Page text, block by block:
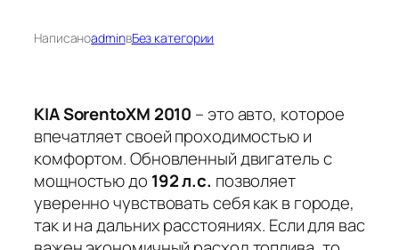
НаписаноadminвБез категории
KIA SorentoXM 2010 – это авто, которое
впечатляет своей проходимостью и
комфортом. Обновленный двигатель с
мощностью до 192 л.с. позволяет
уверенно чувствовать себя как в городе,
так и на дальних расстояниях. Если для вас